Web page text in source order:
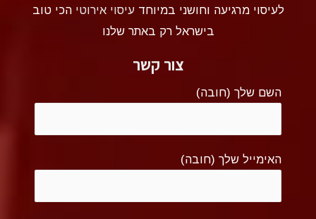
לעיסוי מרגיעה וחושני במיוחדעיסוי אירוטי הכי טוב
בישראל רק באתר שלנו
צור קשר
השם שלך (חובה)
האימייל שלך (חובה)